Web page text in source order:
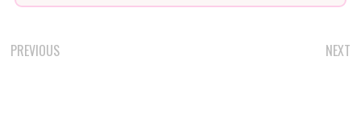
POST
PREVIOUS NEXT